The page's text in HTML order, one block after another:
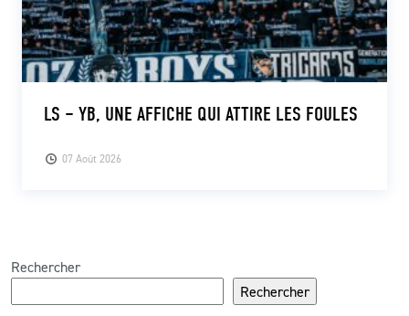
07 Août 2026
LS – YB, UNE AFFICHE QUI ATTIRE LES FOULES
Rechercher
Rechercher